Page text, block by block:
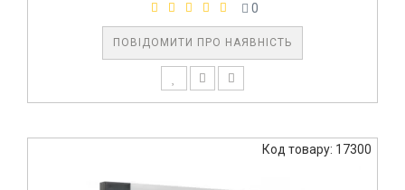
0
ПОВІДОМИТИ ПРО НАЯВНІСТЬ
Код товару: 17300